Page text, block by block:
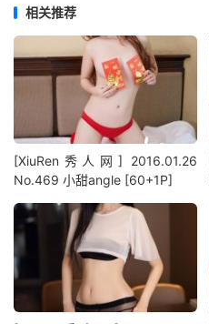
相关推荐
[XiuRen秀人网] 2016.01.26
No.469 小甜angle [60+1P]